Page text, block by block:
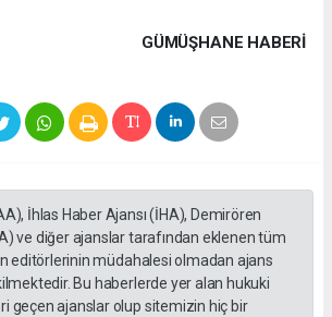
GÜMÜŞHANE HABERİ
İhlas Haber Ajansı (İHA), Demirören
ve diğer ajanslar tarafından eklenen tüm
editörlerinin müdahalesi olmadan ajans
Bu haberlerde yer alan hukuki
geçen ajanslar olup sitemizin hiç bir